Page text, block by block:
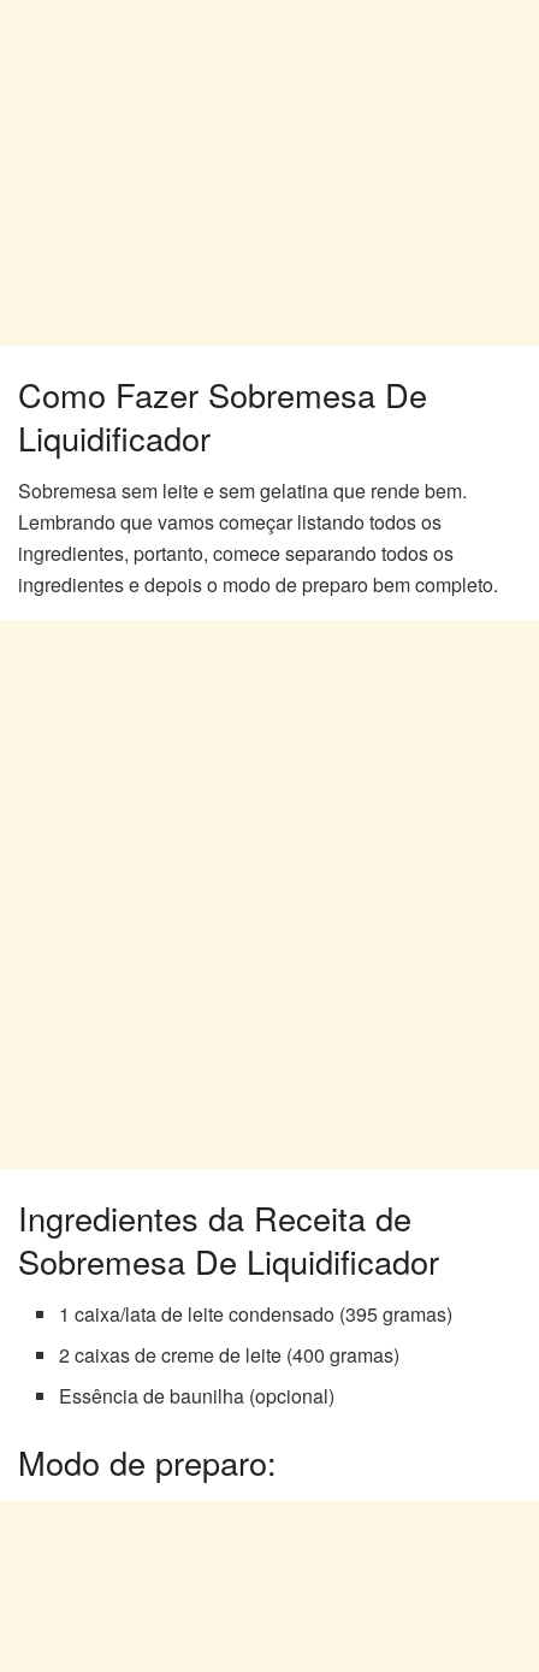
Como Fazer Sobremesa De
Liquidificador
Sobremesa sem leite e sem gelatina que rende bem.
Lembrando que vamos começar listando todos os
ingredientes, portanto, comece separando todos os
ingredientes e depois o modo de preparo bem completo.
Ingredientes da Receita de
Sobremesa De Liquidificador
1 caixa/lata de leite condensado (395 gramas)
2 caixas de creme de leite (400 gramas)
Essência de baunilha (opcional)
Modo de preparo: